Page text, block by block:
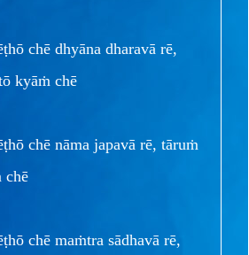
chē dhyāna dharavā rē,
kyāṁ chē
chē nāma japavā rē, tāruṁ
chē
chē maṁtra sādhavā rē,